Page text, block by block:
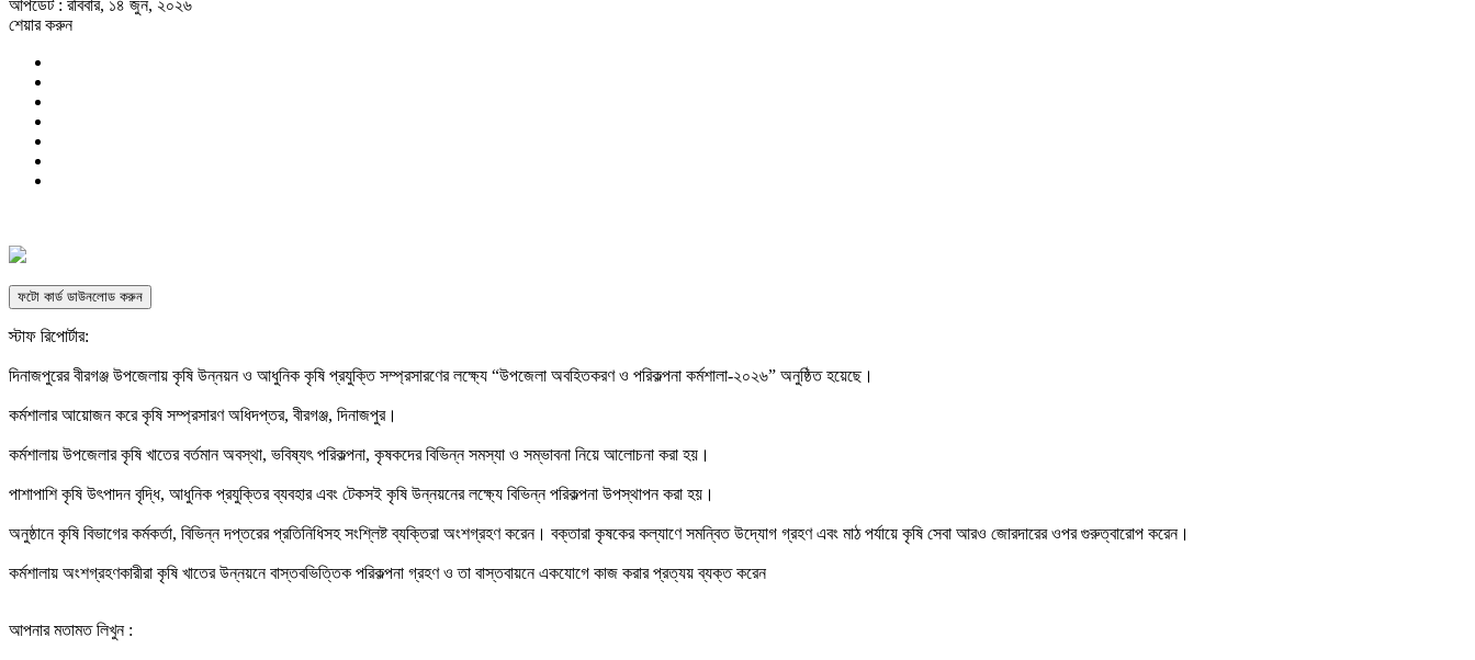
আপডেট : রবিবার, ১৪ জুন, ২০২৬
শেয়ার করুন
ফটো কার্ড ডাউনলোড করুন
স্টাফ রিপোর্টার:
‎দিনাজপুরের বীরগঞ্জ উপজেলায় কৃষি উন্নয়ন ও আধুনিক কৃষি প্রযুক্তি সম্প্রসারণের লক্ষ্যে “উপজেলা অবহিতকরণ ও পরিকল্পনা কর্মশালা-২০২৬” অনুষ্ঠিত হয়েছে।
‎কর্মশালার আয়োজন করে কৃষি সম্প্রসারণ অধিদপ্তর, বীরগঞ্জ, দিনাজপুর।
‎কর্মশালায় উপজেলার কৃষি খাতের বর্তমান অবস্থা, ভবিষ্যৎ পরিকল্পনা, কৃষকদের বিভিন্ন সমস্যা ও সম্ভাবনা নিয়ে আলোচনা করা হয়।
‎পাশাপাশি কৃষি উৎপাদন বৃদ্ধি, আধুনিক প্রযুক্তির ব্যবহার এবং টেকসই কৃষি উন্নয়নের লক্ষ্যে বিভিন্ন পরিকল্পনা উপস্থাপন করা হয়।
‎অনুষ্ঠানে কৃষি বিভাগের কর্মকর্তা, বিভিন্ন দপ্তরের প্রতিনিধিসহ সংশ্লিষ্ট ব্যক্তিরা অংশগ্রহণ করেন। বক্তারা কৃষকের কল্যাণে সমন্বিত উদ্যোগ গ্রহণ এবং মাঠ পর্যায়ে কৃষি সেবা আরও জোরদারের ওপর গুরুত্বারোপ করেন।
‎কর্মশালায় অংশগ্রহণকারীরা কৃষি খাতের উন্নয়নে বাস্তবভিত্তিক পরিকল্পনা গ্রহণ ও তা বাস্তবায়নে একযোগে কাজ করার প্রত্যয় ব্যক্ত করেন
আপনার মতামত লিখুন :